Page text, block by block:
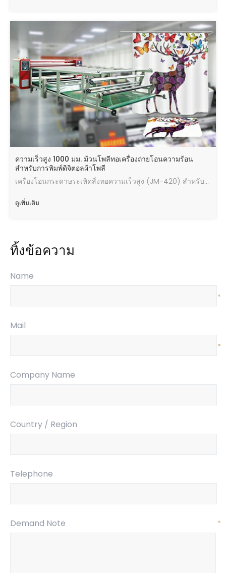
ความเร็วสูง 1000 มม. ม้วนโพลีทอเครื่องถ่ายโอนความร้อน
สำหรับการพิมพ์ดิจิตอลผ้าโพลี
เครื่องโอนกระดาษระเหิดสิ่งทอความเร็วสูง (JM-420) สำหรับผ้าโพลีเอสเตอร์
ดูเพิ่มเติม
ทิ้งข้อความ
Name
*
Mail
*
Company Name
Country / Region
Telephone
Demand Note *